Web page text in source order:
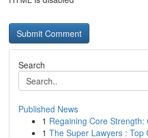
Search
Published News
1 Regaining Core
1 The Super Lawyers : Top